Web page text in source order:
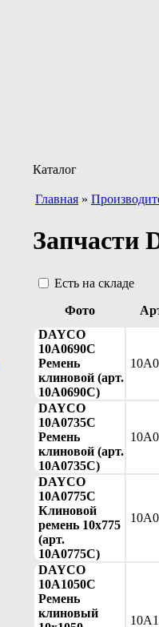
Каталог
Главная »
Запчасти
Есть на складе
Фото
DAYCO
10A0690C
Ремень
клиновой (арт.
10A0690C)
DAYCO
10A0735C
Ремень
клиновой (арт.
10A0735C)
DAYCO
10A0775C
Клиновой
ремень 10x775
(арт.
10A0775C)
DAYCO
10A1050C
Ремень
клиновый